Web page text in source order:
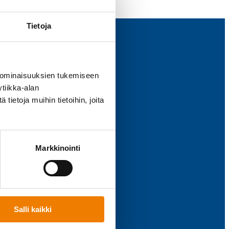
Tietoja
tukemiseen
alan
tietoja muihin tietoihin, joita
Markkinointi
Salli kaikki
myös